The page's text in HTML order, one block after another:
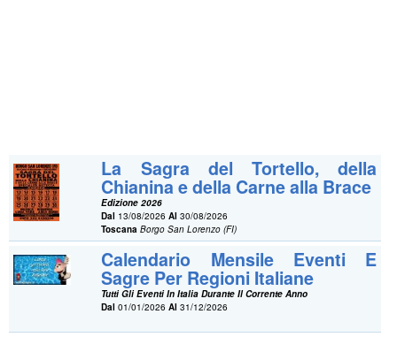
La Sagra del Tortello, della
Chianina e della Carne alla Brace
Edizione 2026
Dal 13/08/2026Al 30/08/2026
Toscana Borgo San Lorenzo (FI)
Calendario Mensile Eventi E
Sagre Per Regioni Italiane
Tutti Gli Eventi In Italia Durante Il Corrente Anno
Dal 01/01/2026Al 31/12/2026